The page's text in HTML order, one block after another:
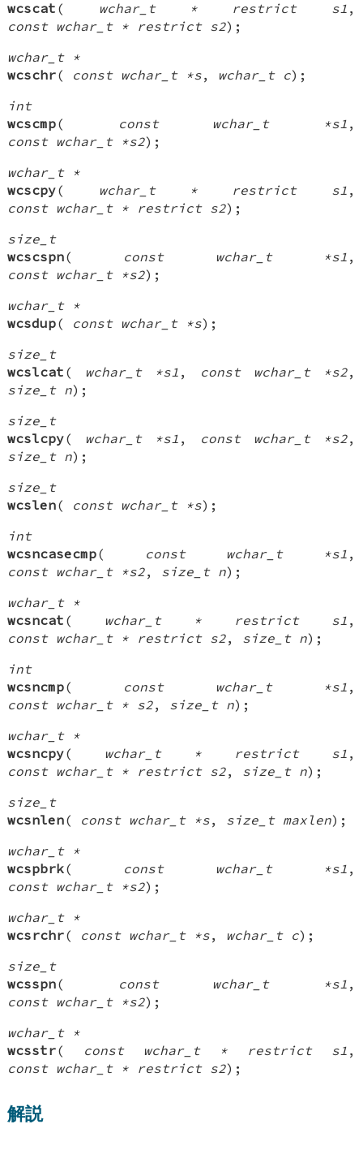
wcscat ( wchar_t * restrict s1 ,
const wchar_t * restrict s2);
wchar_t *
wcschr( const wchar_t *s, wchar_t c);
int
wcscmp( const wchar_t *s1 ,
const wchar_t *s2);
wchar_t *
wcscpy( wchar_t * restrict s1 ,
const wchar_t * restrict s2);
size_t
wcscspn( const wchar_t *s1 ,
const wchar_t *s2);
wchar_t *
wcsdup( const wchar_t *s);
size_t
wcslcat ( wchar_t *s1 , const wchar_t *s2,
size_t n);
size_t
wcslcpy( wchar_t *s1 , const wchar_t *s2,
size_t n);
size_t
wcslen( const wchar_t *s);
int
wcsncasecmp( const wchar_t *s1 ,
const wchar_t *s2, size_t n);
wchar_t *
wcsncat ( wchar_t * restrict s1 ,
const wchar_t * restrict s2, size_t n);
int
wcsncmp( const wchar_t *s1 ,
const wchar_t * s2, size_t n);
wchar_t *
wcsncpy( wchar_t * restrict s1 ,
const wchar_t * restrict s2, size_t n);
size_t
wcsnlen( const wchar_t *s, size_t maxlen);
wchar_t *
wcspbrk( const wchar_t *s1 ,
const wchar_t *s2);
wchar_t *
wcsrchr( const wchar_t *s, wchar_t c);
size_t
wcsspn( const wchar_t *s1 ,
const wchar_t *s2);
wchar_t *
wcsstr( const wchar_t * restrict s1 ,
const wchar_t * restrict s2);
解説